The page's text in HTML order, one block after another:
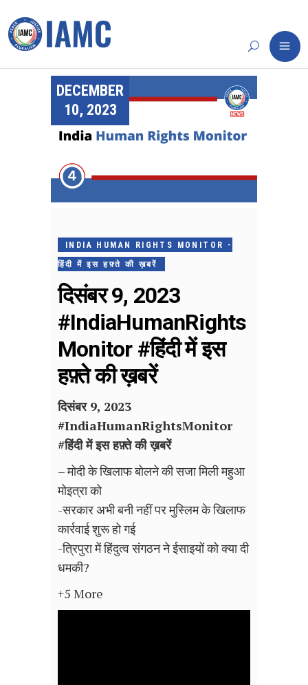
DECEMBER
10, 2023
INDIA HUMAN RIGHTS MONITOR -
हिंदी में इस हफ़्ते की ख़बरें
दिसंबर 9, 2023
#IndiaHumanRights
Monitor #हिंदी में इस
हफ़्ते की ख़बरें
दिसंबर 9, 2023
#IndiaHumanRightsMonitor
#हिंदी में इस हफ़्ते की ख़बरें
– मोदी के खिलाफ बोलने की सजा मिली महुआ
मोइत्रा को
-सरकार अभी बनी नहीं पर मुस्लिम के खिलाफ
कार्रवाई शुरू हो गई
-त्रिपुरा में हिंदुत्व संगठन ने ईसाइयों को क्या दी
धमकी?
+5 More